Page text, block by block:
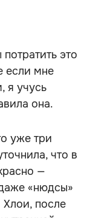
это
если мне
я учусь
она.
уже три
что в
—
«нюдсы»
после